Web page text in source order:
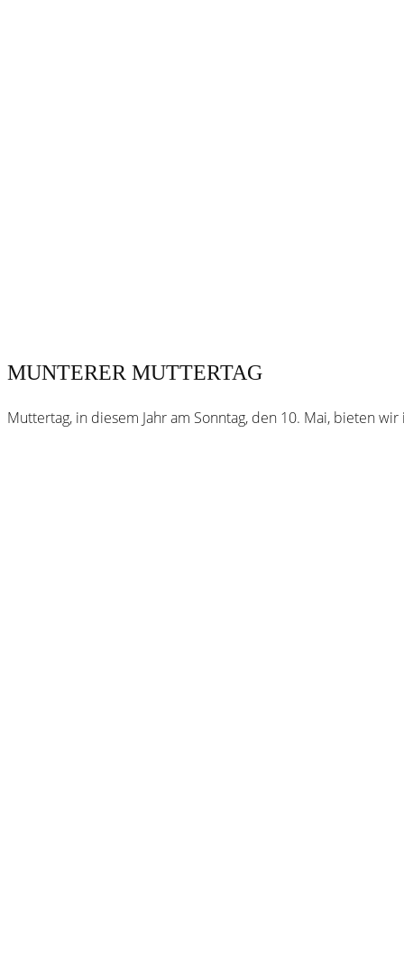
MUNTERER MUTTERTAG
Muttertag, in diesem Jahr am Sonntag, den 10. Mai, bieten